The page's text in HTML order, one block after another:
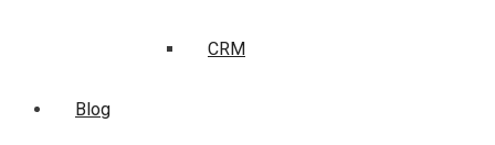
CRM
Blog